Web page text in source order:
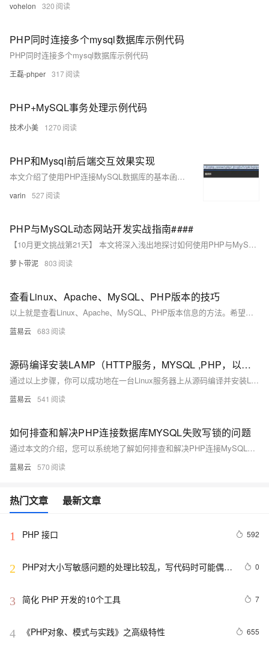
vohelon 320
PHP同时连接多个mysql数据库示例代码
PHP同时连接多个mysql数据库示例代码
王磊-phper 317
PHP+MySQL事务处理示例代码
技术小美 1270
PHP和Mysql前后端交互效果实现
本文介绍了使用PHP连接MySQL数据库的基本函数及其实现案例。内容涵盖数据库连接、选择数据库、执行查询、获取结果等常用操作，并通过用户登录和修改密码的功能实例，展示了PHP与MySQL的交互过程及代码实现。
varin 527
PHP与MySQL动态网站开发实战指南####
【10月更文挑战第21天】 本文将深入浅出地探讨如何使用PHP与MySQL构建一个动态网站，从环境搭建到项目部署，全程实战演示。无论你是编程新手还是希望巩固Web开发技能的老手，都能在这篇文章中找到实用的技巧和启发。我们将一起探索如何通过PHP处理用户请求，利用MySQL存储数据，并最终呈现动态内容给用户，打造属于自己的在线平台。 ####
萝卜带泥 803
查看Linux、Apache、MySQL、PHP版本的技巧
以上就是查看Linux、Apache、MySQL、PHP版本信息的方法。希望这些信息能帮助你更好地理解和使用你的LAMP技术栈。
蓝易云 683
源码编译安装LAMP（HTTP服务，MYSQL ,PHP，以及bbs论坛）
通过以上步骤，你可以成功地在一台Linux服务器上从源码编译并安装LAMP环境，并配置一个BBS论坛（Discuz!）。这些步骤涵盖了从安装依赖、下载源代码、配置编译到安装完成的所有细节。每个命令的解释确保了过程的透明度，使即使是非专业人士也能够理解整个流程。
蓝易云 541
如何排查和解决PHP连接数据库MYSQL失败写锁的问题
通过本文的介绍，您可以系统地了解如何排查和解决PHP连接MySQL数据库失败及写锁问题。通过检查配置、确保服务启动、调整防火墙设置和用户权限，以及识别和解决长时间运行的事务和死锁问题，可以有效地保障应用的稳定运行。
蓝易云 570
热门文章 最新文章
1 PHP 接口 592
2
PHP对大小写敏感问题的处理比较乱，写代码时可能偶尔
0
3 简化 PHP 开发的10个工具 7
4 《PHP对象、模式与实践》之高级特性 655